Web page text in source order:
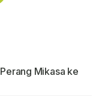
Mikasa ke